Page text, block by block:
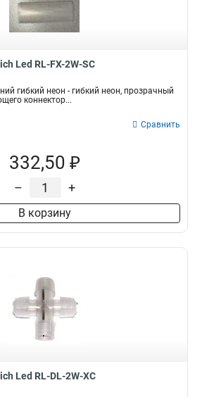
Led RL-FX-2W-SC
гибкий неон - гибкий неон, прозрачный
коннектор...
Сравнить
332,50 ₽
– +
В корзину
Led RL-DL-2W-XC